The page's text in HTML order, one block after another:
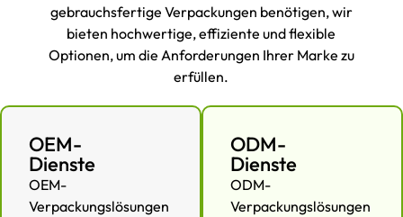
gebrauchsfertige Verpackungen benötigen, wir
bieten hochwertige, effiziente und flexible
Optionen, um die Anforderungen Ihrer Marke zu
erfüllen.
OEM-
Dienste
OEM-
Verpackungslösungen
ODM-
Dienste
ODM-
Verpackungslösungen